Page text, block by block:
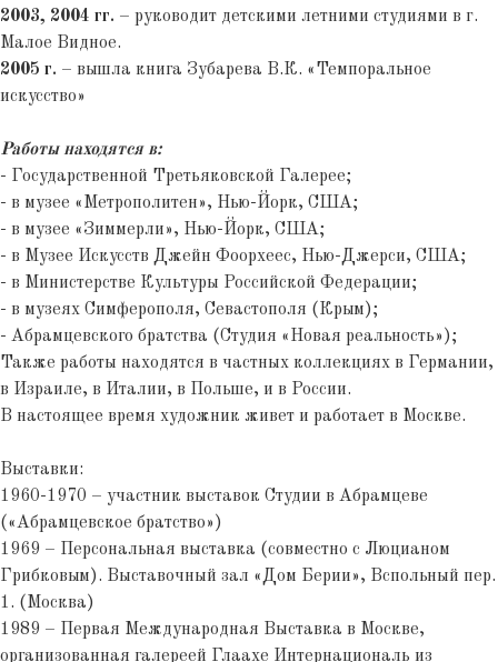
2003, 2004 гг. – руководит детскими летними студиями в г.
Малое Видное.
2005 г. – вышла книга Зубарева В.К. «Темпоральное
искусство»
Работы находятся в:
- Государственной Третьяковской Галерее;
- в музее «Метрополитен», Нью-Йорк, США;
- в музее «Зиммерли», Нью-Йорк, США;
- в Музее Искусств Джейн Фоорхеес, Нью-Джерси, США;
- в Министерстве Культуры Российской Федерации;
- в музеях Симферополя, Севастополя (Крым);
- Абрамцевского братства (Студия «Новая реальность»);
Также работы находятся в частных коллекциях в Германии,
в Израиле, в Италии, в Польше, и в России.
В настоящее время художник живет и работает в Москве.
Выставки:
1960-1970 – участник выставок Студии в Абрамцеве
(«Абрамцевское братство»)
1969 – Персональная выставка (совместно с Люцианом
Грибковым). Выставочный зал «Дом Берии», Вспольный пер.
1. (Москва)
1989 – Первая Международная Выставка в Москве,
организованная галереей Глаахе Интернациональ из